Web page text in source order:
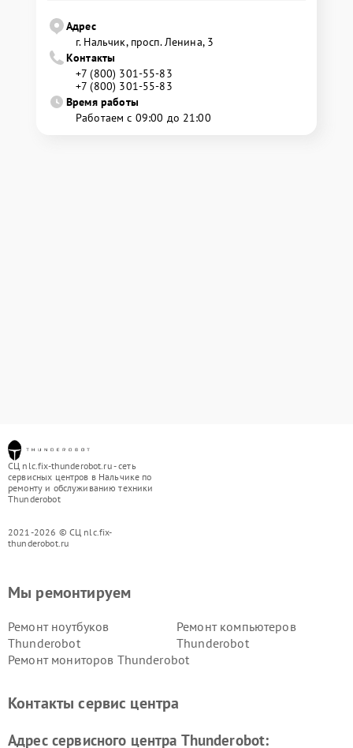
Адрес
г. Нальчик, просп. Ленина, 3
Контакты
+7 (800) 301-55-83
+7 (800) 301-55-83
Время работы
Работаем с 09:00 до 21:00
СЦ nlc.fix-thunderobot.ru - сеть
сервисных центров в Нальчике по
ремонту и обслуживанию техники
Thunderobot
2021-2026 © СЦ nlc.fix-
thunderobot.ru
Мы ремонтируем
Ремонт ноутбуков
Thunderobot
Ремонт компьютеров
Thunderobot
Ремонт мониторов Thunderobot
Контакты сервис центра
Адрес сервисного центра Thunderobot: